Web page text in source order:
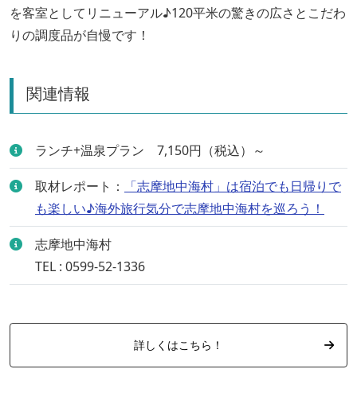
を客室としてリニューアル♪120平米の驚きの広さとこだわ
りの調度品が自慢です！
関連情報
ランチ+温泉プラン 7,150円（税込）～
取材レポート：
「志摩地中海村」は宿泊でも日帰りで
も楽しい♪海外旅行気分で志摩地中海村を巡ろう！
志摩地中海村
TEL : 0599-52-1336
詳しくはこちら！